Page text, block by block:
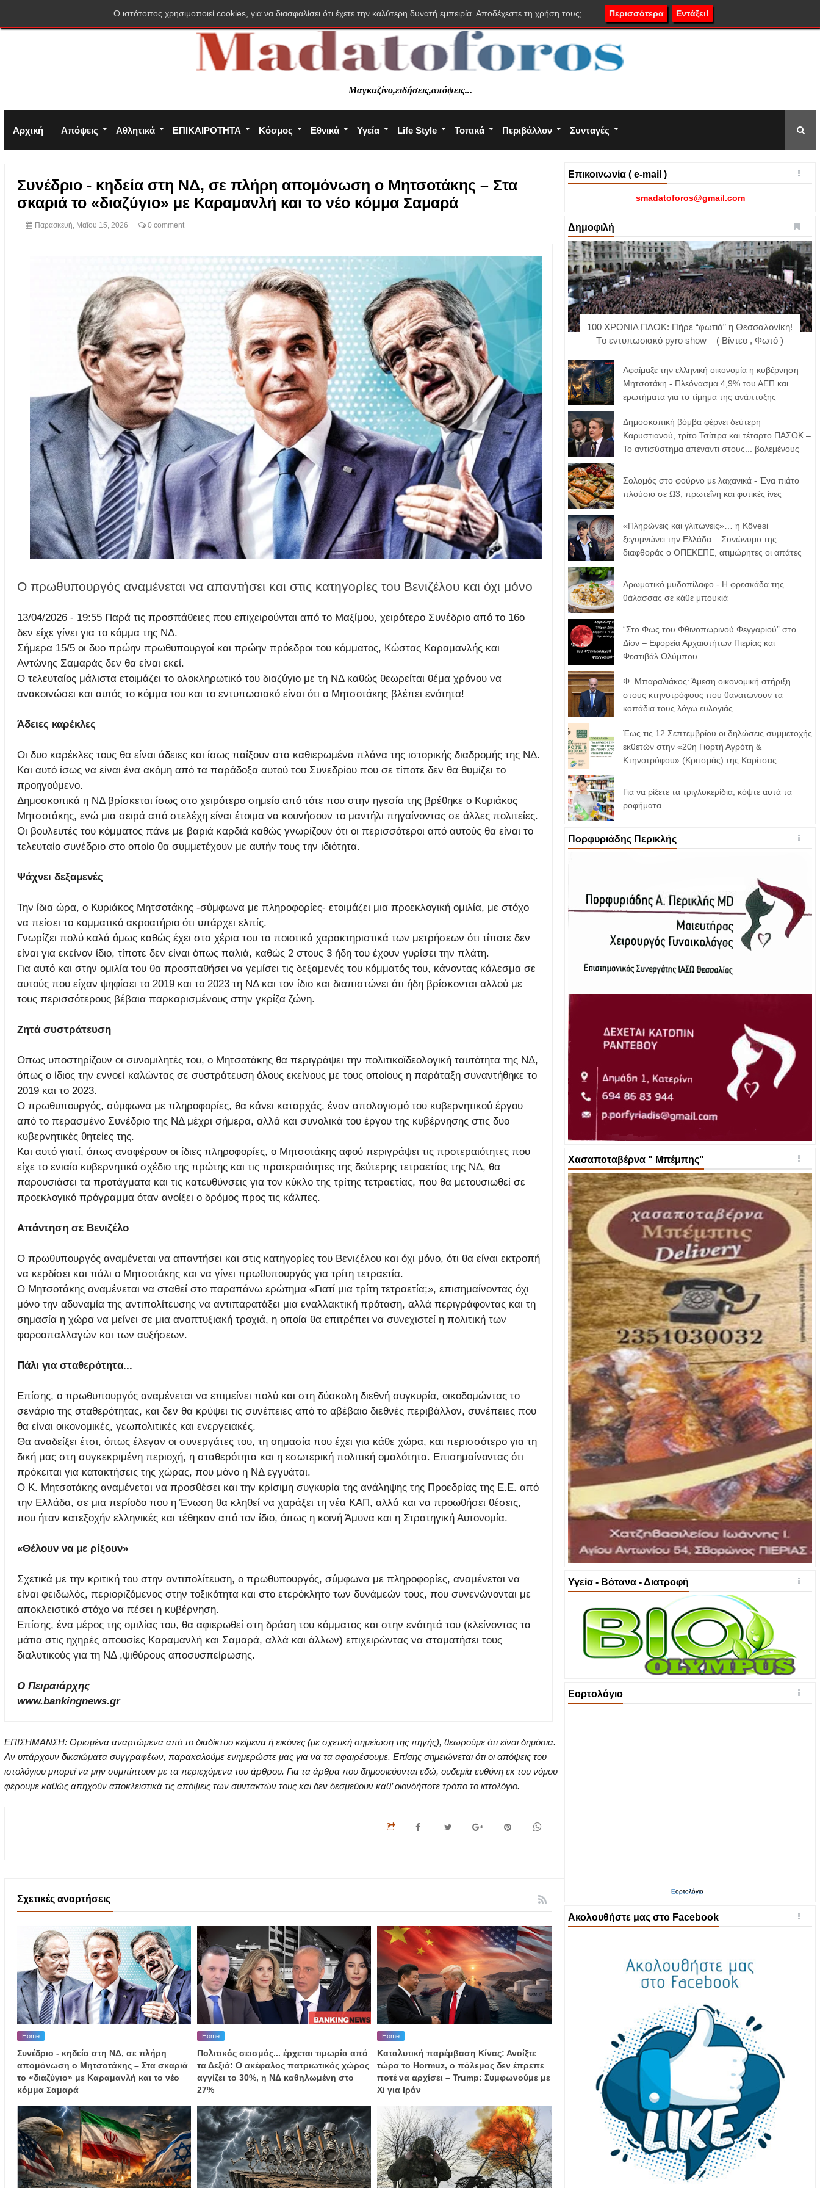
Πολιτική απορρήτου Φόρμα επικοινωνίας
Μαγκαζίνο,ειδήσεις,απόψεις...
Αρχική Απόψεις Αθλητικά ΕΠΙΚΑΙΡΟΤΗΤΑ Κόσμος Εθνικά Υγεία Life Style Τοπικά Περιβάλλον Συνταγές
Συνέδριο - κηδεία στη ΝΔ, σε πλήρη απομόνωση ο Μητσοτάκης – Στα
σκαριά το «διαζύγιο» με Καραμανλή και το νέο κόμμα Σαμαρά
Παρασκευή, Μαΐου 15, 2026 0 comment
Ο πρωθυπουργός αναμένεται να απαντήσει και στις κατηγορίες του Βενιζέλου και όχι μόνο
13/04/2026 - 19:55 Παρά τις προσπάθειες που επιχειρούνται από το Μαξίμου, χειρότερο Συνέδριο από το 16ο
δεν είχε γίνει για το κόμμα της ΝΔ.
Σήμερα 15/5 οι δυο πρώην πρωθυπουργοί και πρώην πρόεδροι του κόμματος, Κώστας Καραμανλής και
Αντώνης Σαμαράς δεν θα είναι εκεί.
Ο τελευταίος μάλιστα ετοιμάζει το ολοκληρωτικό του διαζύγιο με τη ΝΔ καθώς θεωρείται θέμα χρόνου να
ανακοινώσει και αυτός το κόμμα του και το εντυπωσιακό είναι ότι ο Μητσοτάκης βλέπει ενότητα!
Άδειες καρέκλες
Οι δυο καρέκλες τους θα είναι άδειες και ίσως παίξουν στα καθιερωμένα πλάνα της ιστορικής διαδρομής της ΝΔ.
Και αυτό ίσως να είναι ένα ακόμη από τα παράδοξα αυτού του Συνεδρίου που σε τίποτε δεν θα θυμίζει το
προηγούμενο.
Δημοσκοπικά η ΝΔ βρίσκεται ίσως στο χειρότερο σημείο από τότε που στην ηγεσία της βρέθηκε ο Κυριάκος
Μητσοτάκης, ενώ μια σειρά από στελέχη είναι έτοιμα να κουνήσουν το μαντήλι πηγαίνοντας σε άλλες πολιτείες.
Οι βουλευτές του κόμματος πάνε με βαριά καρδιά καθώς γνωρίζουν ότι οι περισσότεροι από αυτούς θα είναι το
τελευταίο συνέδριο στο οποίο θα συμμετέχουν με αυτήν τους την ιδιότητα.
Ψάχνει δεξαμενές
Την ίδια ώρα, ο Κυριάκος Μητσοτάκης -σύμφωνα με πληροφορίες- ετοιμάζει μια προεκλογική ομιλία, με στόχο
να πείσει το κομματικό ακροατήριο ότι υπάρχει ελπίς.
Γνωρίζει πολύ καλά όμως καθώς έχει στα χέρια του τα ποιοτικά χαρακτηριστικά των μετρήσεων ότι τίποτε δεν
είναι για εκείνον ίδιο, τίποτε δεν είναι όπως παλιά, καθώς 2 στους 3 ήδη του έχουν γυρίσει την πλάτη.
Για αυτό και στην ομιλία του θα προσπαθήσει να γεμίσει τις δεξαμενές του κόμματός του, κάνοντας κάλεσμα σε
αυτούς που είχαν ψηφίσει το 2019 και το 2023 τη ΝΔ και τον ίδιο και διαπιστώνει ότι ήδη βρίσκονται αλλού με
τους περισσότερους βέβαια παρκαρισμένους στην γκρίζα ζώνη.
Ζητά συστράτευση
Οπως υποστηρίζουν οι συνομιλητές του, ο Μητσοτάκης θα περιγράψει την πολιτικοϊδεολογική ταυτότητα της ΝΔ,
όπως ο ίδιος την εννοεί καλώντας σε συστράτευση όλους εκείνους με τους οποίους η παράταξη συναντήθηκε το
2019 και το 2023.
Ο πρωθυπουργός, σύμφωνα με πληροφορίες, θα κάνει καταρχάς, έναν απολογισμό του κυβερνητικού έργου
από το περασμένο Συνέδριο της ΝΔ μέχρι σήμερα, αλλά και συνολικά του έργου της κυβέρνησης στις δυο
κυβερνητικές θητείες της.
Και αυτό γιατί, όπως αναφέρουν οι ίδιες πληροφορίες, ο Μητσοτάκης αφού περιγράψει τις προτεραιότητες που
είχε το ενιαίο κυβερνητικό σχέδιο της πρώτης και τις προτεραιότητες της δεύτερης τετραετίας της ΝΔ, θα
παρουσιάσει τα προτάγματα και τις κατευθύνσεις για τον κύκλο της τρίτης τετραετίας, που θα μετουσιωθεί σε
προεκλογικό πρόγραμμα όταν ανοίξει ο δρόμος προς τις κάλπες.
Απάντηση σε Βενιζέλο
Ο πρωθυπουργός αναμένεται να απαντήσει και στις κατηγορίες του Βενιζέλου και όχι μόνο, ότι θα είναι εκτροπή
να κερδίσει και πάλι ο Μητσοτάκης και να γίνει πρωθυπουργός για τρίτη τετραετία.
Ο Μητσοτάκης αναμένεται να σταθεί στο παραπάνω ερώτημα «Γιατί μια τρίτη τετραετία;», επισημαίνοντας όχι
μόνο την αδυναμία της αντιπολίτευσης να αντιπαρατάξει μια εναλλακτική πρόταση, αλλά περιγράφοντας και τη
σημασία η χώρα να μείνει σε μια αναπτυξιακή τροχιά, η οποία θα επιτρέπει να συνεχιστεί η πολιτική των
φοροαπαλλαγών και των αυξήσεων.
Πάλι για σταθερότητα...
Επίσης, ο πρωθυπουργός αναμένεται να επιμείνει πολύ και στη δύσκολη διεθνή συγκυρία, οικοδομώντας το
σενάριο της σταθερότητας, και δεν θα κρύψει τις συνέπειες από το αβέβαιο διεθνές περιβάλλον, συνέπειες που
θα είναι οικονομικές, γεωπολιτικές και ενεργειακές.
Θα αναδείξει έτσι, όπως έλεγαν οι συνεργάτες του, τη σημασία που έχει για κάθε χώρα, και περισσότερο για τη
δική μας στη συγκεκριμένη περιοχή, η σταθερότητα και η εσωτερική πολιτική ομαλότητα. Επισημαίνοντας ότι
πρόκειται για κατακτήσεις της χώρας, που μόνο η ΝΔ εγγυάται.
Ο Κ. Μητσοτάκης αναμένεται να προσθέσει και την κρίσιμη συγκυρία της ανάληψης της Προεδρίας της Ε.Ε. από
την Ελλάδα, σε μια περίοδο που η Ένωση θα κληθεί να χαράξει τη νέα ΚΑΠ, αλλά και να προωθήσει θέσεις,
που ήταν κατεξοχήν ελληνικές και τέθηκαν από τον ίδιο, όπως η κοινή Άμυνα και η Στρατηγική Αυτονομία.
«Θέλουν να με ρίξουν»
Σχετικά με την κριτική του στην αντιπολίτευση, ο πρωθυπουργός, σύμφωνα με πληροφορίες, αναμένεται να
είναι φειδωλός, περιοριζόμενος στην τοξικότητα και στο ετερόκλητο των δυνάμεών τους, που συνενώνονται με
αποκλειστικό στόχο να πέσει η κυβέρνηση.
Επίσης, ένα μέρος της ομιλίας του, θα αφιερωθεί στη δράση του κόμματος και στην ενότητά του (κλείνοντας τα
μάτια στις ηχηρές απουσίες Καραμανλή και Σαμαρά, αλλά και άλλων) επιχειρώντας να σταματήσει τους
διαλυτικούς για τη ΝΔ ,ψιθύρους αποσυσπείρωσης.
Ο Πειραιάρχης
www.bankingnews.gr
ΕΠΙΣΗΜΑΝΣΗ: Ορισμένα αναρτώμενα από το διαδίκτυο κείμενα ή εικόνες (με σχετική σημείωση της πηγής), θεωρούμε ότι είναι δημόσια.
Αν υπάρχουν δικαιώματα συγγραφέων, παρακαλούμε ενημερώστε μας για να τα αφαιρέσουμε. Επίσης σημειώνεται ότι οι απόψεις του
ιστολόγιου μπορεί να μην συμπίπτουν με τα περιεχόμενα του άρθρου. Για τα άρθρα που δημοσιεύονται εδώ, ουδεμία ευθύνη εκ του νόμου
φέρουμε καθώς απηχούν αποκλειστικά τις απόψεις των συντακτών τους και δεν δεσμεύουν καθ’ οιονδήποτε τρόπο το ιστολόγιο.
Σχετικές αναρτήσεις
Home
Συνέδριο - κηδεία στη ΝΔ, σε πλήρη
απομόνωση ο Μητσοτάκης – Στα σκαριά
το «διαζύγιο» με Καραμανλή και το νέο
κόμμα Σαμαρά
Home
Πολιτικός σεισμός... έρχεται τιμωρία από
τα Δεξιά: Ο ακέφαλος πατριωτικός χώρος
αγγίζει το 30%, η ΝΔ καθηλωμένη στο
27%
Home
Καταλυτική παρέμβαση Κίνας: Ανοίξτε
τώρα το Hormuz, o πόλεμος δεν έπρεπε
ποτέ να αρχίσει – Trump: Συμφωνούμε με
Xi για Ιράν
Επικοινωνία ( e-mail )
smadatoforos@gmail.com
Δημοφιλή
100 ΧΡΟΝΙΑ ΠΑΟΚ: Πήρε “φωτιά” η Θεσσαλονίκη!
Tο εντυπωσιακό pyro show – ( Βίντεο , Φωτό )
Αφαίμαξε την ελληνική οικονομία η κυβέρνηση
Μητσοτάκη - Πλεόνασμα 4,9% του ΑΕΠ και
ερωτήματα για το τίμημα της ανάπτυξης
Δημοσκοπική βόμβα φέρνει δεύτερη
Καρυστιανού, τρίτο Τσίπρα και τέταρτο ΠΑΣΟΚ –
Το αντισύστημα απέναντι στους... βολεμένους
Σολομός στο φούρνο με λαχανικά - Ένα πιάτο
πλούσιο σε Ω3, πρωτεΐνη και φυτικές ίνες
«Πληρώνεις και γλιτώνεις»… η Kövesi
ξεγυμνώνει την Ελλάδα – Συνώνυμο της
διαφθοράς ο ΟΠΕΚΕΠΕ, ατιμώρητες οι απάτες
Αρωματικό μυδοπίλαφο - Η φρεσκάδα της
θάλασσας σε κάθε μπουκιά
“Στο Φως του Φθινοπωρινού Φεγγαριού” στο
Δίον – Εφορεία Αρχαιοτήτων Πιερίας και
Φεστιβάλ Ολύμπου
Φ. Μπαραλιάκος: Άμεση οικονομική στήριξη
στους κτηνοτρόφους που θανατώνουν τα
κοπάδια τους λόγω ευλογιάς
Έως τις 12 Σεπτεμβρίου οι δηλώσεις συμμετοχής
εκθετών στην «20η Γιορτή Αγρότη &
Κτηνοτρόφου» (Κριτσμάς) της Καρίτσας
Για να ρίξετε τα τριγλυκερίδια, κόψτε αυτά τα
ροφήματα
Πορφυριάδης Περικλής
Χασαποταβέρνα " Μπέμπης"
Υγεία - Βότανα - Διατροφή
Εορτολόγιο
Εορτολόγιο
Ακολουθήστε μας στο Facebook
O ιστότοπος χρησιμοποιεί cookies, για να διασφαλίσει ότι έχετε την καλύτερη δυνατή εμπειρία. Αποδέχεστε τη χρήση τους; Περισσότερα Εντάξει!